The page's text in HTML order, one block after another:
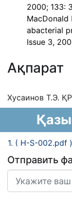
2000; 133:
MacDonald
abacterial
Issue 3,
Ақпарат
Хусаинов Т.Э.
1. ( H-S-002.pdf )
Отправить